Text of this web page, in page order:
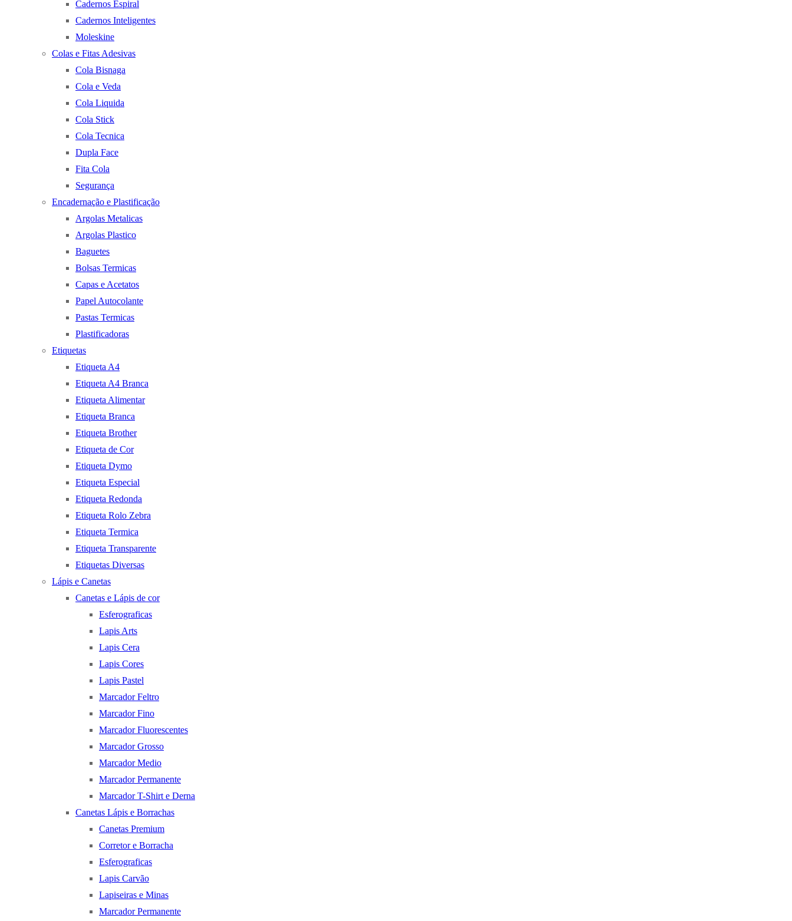
Cadernos Espiral
Cadernos Inteligentes
Moleskine
Colas e Fitas Adesivas
Cola Bisnaga
Cola e Veda
Cola Liquida
Cola Stick
Cola Tecnica
Dupla Face
Fita Cola
Segurança
Encadernação e Plastificação
Argolas Metalicas
Argolas Plastico
Baguetes
Bolsas Termicas
Capas e Acetatos
Papel Autocolante
Pastas Termicas
Plastificadoras
Etiquetas
Etiqueta A4
Etiqueta A4 Branca
Etiqueta Alimentar
Etiqueta Branca
Etiqueta Brother
Etiqueta de Cor
Etiqueta Dymo
Etiqueta Especial
Etiqueta Redonda
Etiqueta Rolo Zebra
Etiqueta Termica
Etiqueta Transparente
Etiquetas Diversas
Lápis e Canetas
Canetas e Lápis de cor
Esferograficas
Lapis Arts
Lapis Cera
Lapis Cores
Lapis Pastel
Marcador Feltro
Marcador Fino
Marcador Fluorescentes
Marcador Grosso
Marcador Medio
Marcador Permanente
Marcador T-Shirt e Derna
Canetas Lápis e Borrachas
Canetas Premium
Corretor e Borracha
Esferograficas
Lapis Carvão
Lapiseiras e Minas
Marcador Permanente